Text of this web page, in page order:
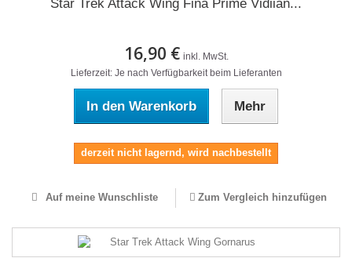
Star Trek Attack Wing Fina Prime Vidiian...
16,90 € inkl. MwSt.
Lieferzeit: Je nach Verfügbarkeit beim Lieferanten
In den Warenkorb Mehr
derzeit nicht lagernd, wird nachbestellt
Auf meine Wunschliste Zum Vergleich hinzufügen